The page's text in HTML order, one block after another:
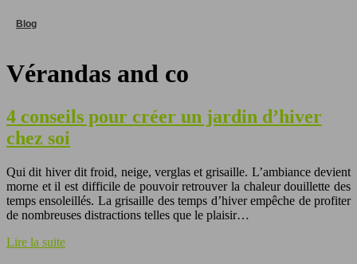
Blog
Vérandas and co
4 conseils pour créer un jardin d’hiver
chez soi
Qui dit hiver dit froid, neige, verglas et grisaille. L’ambiance devient
morne et il est difficile de pouvoir retrouver la chaleur douillette des
temps ensoleillés. La grisaille des temps d’hiver empêche de profiter
de nombreuses distractions telles que le plaisir…
Lire la suite